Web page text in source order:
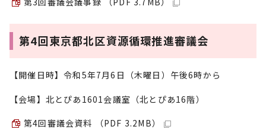
第4回東京都北区資源循環推進審議会
【開催日時】令和5年7月6日（木曜日）午後6時から
【会場】北とぴあ1601会議室（北とぴあ16階）
第4回審議会資料 （PDF 3.2MB）